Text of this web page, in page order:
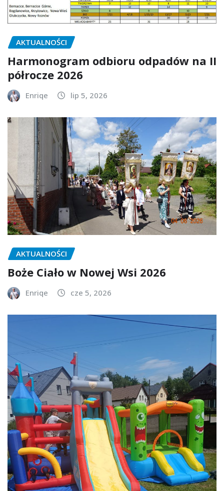
AKTUALNOŚCI
Harmonogram odbioru odpadów na II
półrocze 2026
Enriqe lip 5, 2026
AKTUALNOŚCI
Boże Ciało w Nowej Wsi 2026
Enriqe cze 5, 2026